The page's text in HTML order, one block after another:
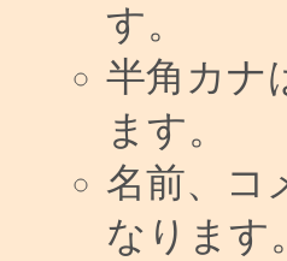
す。
半角カナ
ます。
名前、コ
なります。